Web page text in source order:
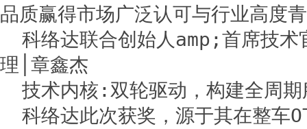
品质赢得市场广泛认可与行业高度
科络达联合创始人amp;首席技
理│章鑫杰
技术内核:双轮驱动，构建全周期
科络达此次获奖，源于其在整车